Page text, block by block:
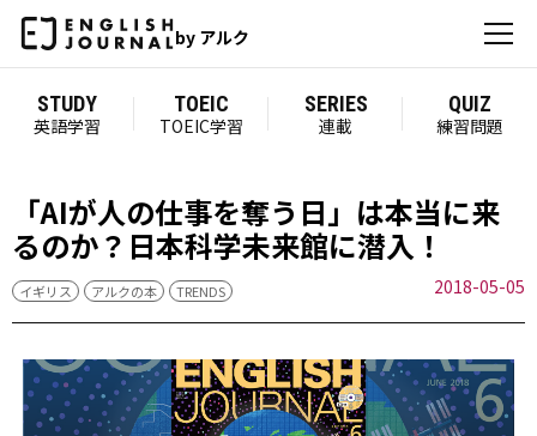
by アルク
STUDY
英語学習
TOEIC
TOEIC学習
SERIES
連載
QUIZ
練習問題
「AIが人の仕事を奪う日」は本当に来
るのか？日本科学未来館に潜入！
イギリス アルクの本 TRENDS 2018-05-05